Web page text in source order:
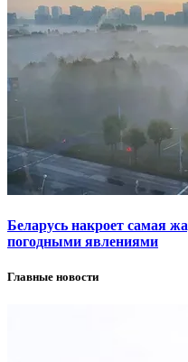
Беларусь накроет самая
погодными явлениями
Главные новости